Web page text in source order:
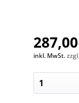
inkl. MwSt.